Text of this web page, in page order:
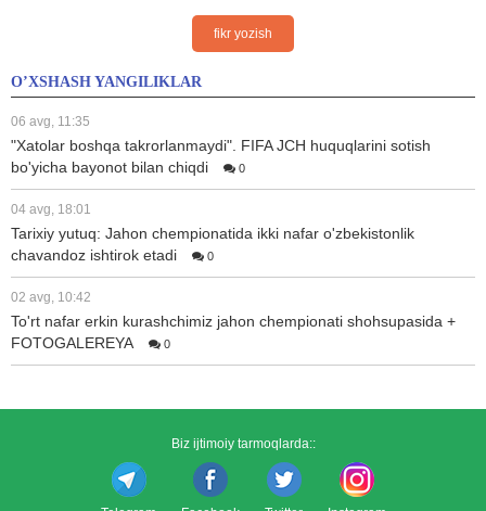
fikr yozish
O’XSHASH YANGILIKLAR
06 avg, 11:35
"Xatolar boshqa takrorlanmaydi". FIFA JCH huquqlarini sotish
bo'yicha bayonot bilan chiqdi
0
04 avg, 18:01
Tarixiy yutuq: Jahon chempionatida ikki nafar o'zbekistonlik
chavandoz ishtirok etadi
0
02 avg, 10:42
To'rt nafar erkin kurashchimiz jahon chempionati shohsupasida +
FOTOGALEREYA
0
Biz ijtimoiy tarmoqlarda::